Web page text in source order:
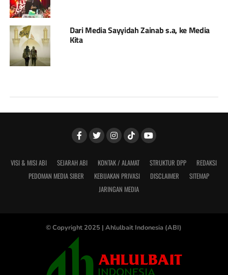
Dari Media Sayyidah Zainab s.a, ke Media
Kita
VISI & MISI ABI SEJARAH ABI KONTAK / ALAMAT STRUKTUR DPP
REDAKSI
PEDOMAN MEDIA SIBER
KEBIJAKAN PRIVASI DISCLAIMER
SITEMAP
JARINGAN MEDIA
© Copyright 2025 | Ahlulbait Indonesia (ABI)